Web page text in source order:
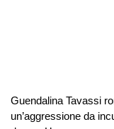
Guendalina Tavassi
un’aggressione da